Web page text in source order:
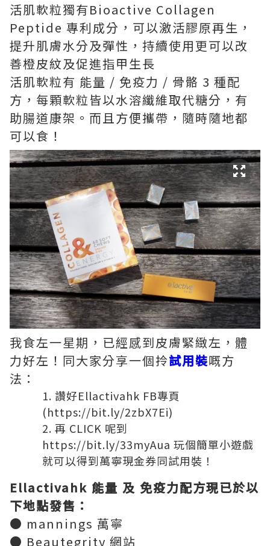
活肌軟粒獨有Bioactive Collagen
Peptide 專利成分，可以激活膠原再生，
提升肌膚水分及彈性，持續使用更可以改
善橙皮紋及促進指甲生長
活肌軟粒有 能量 / 免疫力 / 骨骼 3 種配
方，每顆軟粒皆以水溶纖維取代糖分，有
助腸道康架。而且方便攜帶，隨時隨地都
可以食！
我食左一星期，已經感到皮膚緊緻左，體
力好左！同大家分享一個拎試用裝嘅方
法：
讚好Ellactivahk FB專頁
(https://bit.ly/2zbX7Ei)
再 CLICK 呢到
https://bit.ly/33myAua 玩個簡單小遊戲
就可以得到萬寧現金券同試用裝！
Ellactivahk 能量 及 免疫力配方現已於以
下地點發售：
● mannings 萬寧
● Beautegrity 網站